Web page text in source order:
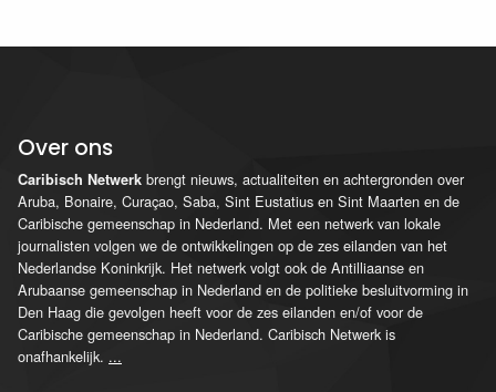
Over ons
Caribisch Netwerk brengt nieuws, actualiteiten en achtergronden over
Aruba, Bonaire, Curaçao, Saba, Sint Eustatius en Sint Maarten en de
Caribische gemeenschap in Nederland. Met een netwerk van lokale
journalisten volgen we de ontwikkelingen op de zes eilanden van het
Nederlandse Koninkrijk. Het netwerk volgt ook de Antilliaanse en
Arubaanse gemeenschap in Nederland en de politieke besluitvorming in
Den Haag die gevolgen heeft voor de zes eilanden en/of voor de
Caribische gemeenschap in Nederland. Caribisch Netwerk is
onafhankelijk. ...